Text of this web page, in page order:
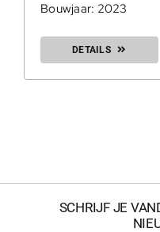
Bouwjaar: 2023
DETAILS
SCHRIJF JE